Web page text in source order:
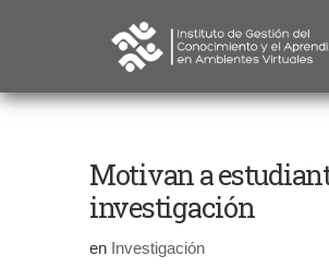
Motivan a
investigación
en Investigación